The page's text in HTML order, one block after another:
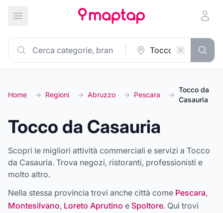
Apri menu principale
Home → Regioni → Abruzzo → Pescara →
Tocco da
Casauria
Tocco da Casauria
Scopri le migliori attività commerciali e servizi a Tocco
da Casauria. Trova negozi, ristoranti, professionisti e
molto altro.
Nella stessa provincia trovi anche città come Pescara,
Montesilvano, Loreto Aprutino e Spoltore. Qui trovi